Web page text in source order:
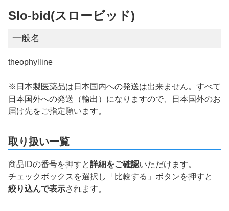
Slo-bid(スロービッド)
一般名
theophylline
※日本製医薬品は日本国内への発送は出来ません。すべて
日本国外への発送（輸出）になりますので、日本国外のお
届け先をご指定願います。
取り扱い一覧
商品IDの番号を押すと詳細をご確認いただけます。
チェックボックスを選択し「比較する」ボタンを押すと
絞り込んで表示されます。